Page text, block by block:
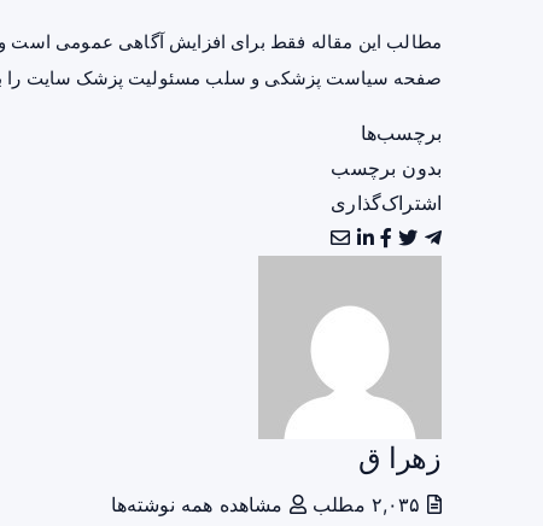
مطالب این مقاله فقط برای افزایش آگاهی عمومی است
صفحه سیاست پزشکی و سلب مسئولیت پزشک سایت را
برچسب‌ها
بدون برچسب
اشتراک‌گذاری
زهرا ق
مشاهده همه نوشته‌ها